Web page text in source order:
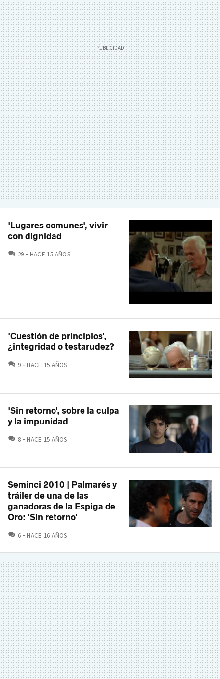
'Lugares comunes', vivir
con dignidad
29 COMENTARIOS
HACE 15 AÑOS
'Cuestión de principios',
¿integridad o testarudez?
9 COMENTARIOS
HACE 15 AÑOS
'Sin retorno', sobre la culpa
y la impunidad
8 COMENTARIOS
HACE 15 AÑOS
Seminci 2010 | Palmarés y
tráiler de una de las
ganadoras de la Espiga de
Oro: 'Sin retorno'
6 COMENTARIOS
HACE 16 AÑOS